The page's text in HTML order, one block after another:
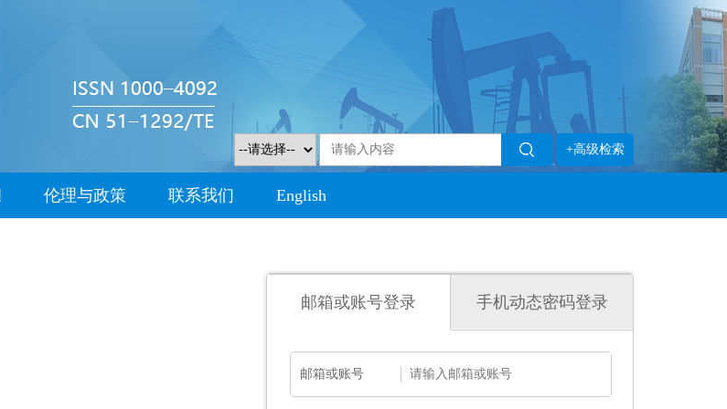
+高级检索
伦理与政策 联系我们 English
邮箱或账号登录 手机动态密码登录
邮箱或账号